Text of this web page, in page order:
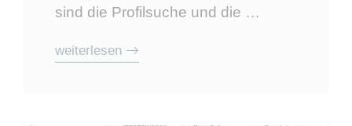
sind die Profilsuche und die …
weiterlesen